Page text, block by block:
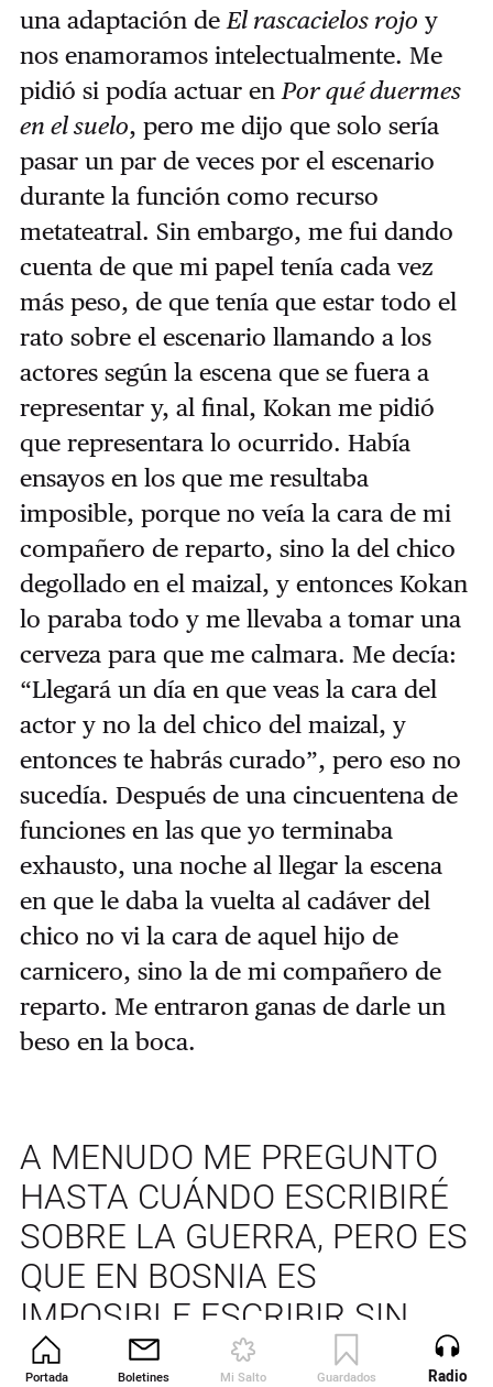
Portada Boletines Mi Salto Guardados Revista
una adaptación de El rascacielos rojo y
nos enamoramos intelectualmente. Me
pidió si podía actuar en Por qué duermes
en el suelo, pero me dijo que solo sería
pasar un par de veces por el escenario
durante la función como recurso
metateatral. Sin embargo, me fui dando
cuenta de que mi papel tenía cada vez
más peso, de que tenía que estar todo el
rato sobre el escenario llamando a los
actores según la escena que se fuera a
representar y, al final, Kokan me pidió
que representara lo ocurrido. Había
ensayos en los que me resultaba
imposible, porque no veía la cara de mi
compañero de reparto, sino la del chico
degollado en el maizal, y entonces Kokan
lo paraba todo y me llevaba a tomar una
cerveza para que me calmara. Me decía:
“Llegará un día en que veas la cara del
actor y no la del chico del maizal, y
entonces te habrás curado”, pero eso no
sucedía. Después de una cincuentena de
funciones en las que yo terminaba
exhausto, una noche al llegar la escena
en que le daba la vuelta al cadáver del
chico no vi la cara de aquel hijo de
carnicero, sino la de mi compañero de
reparto. Me entraron ganas de darle un
beso en la boca.
A MENUDO ME PREGUNTO
HASTA CUÁNDO ESCRIBIRÉ
SOBRE LA GUERRA, PERO ES
QUE EN BOSNIA ES
IMPOSIBLE ESCRIBIR SIN
QUE LA GUERRA O SUS Radio